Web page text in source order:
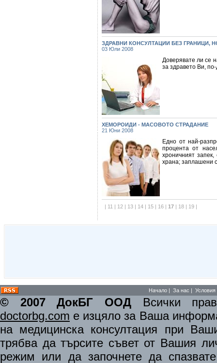
ЗДРАВНИ КОНСУЛТАЦИИ БЕЗ ГРАНИЦИ,
03 Юли 2008
Доверявате ли се
за здравето Ви,
ХЕМОРОИДИ - МАСОВОТО СТРАДАНИЕ
21 Юни 2008
Едно от най-
процента от
хроничният
храна; заплашени
| 11 | 12 | 13 | 14 | 15 | 16 | 17 | 18 | 19 |
Начало | За нас | Условия
© 2007 ДокБГ ООД Всички
doctorbg.com е изцяло за Ваша
на медицинска консултация при
трябва да търсите съвет от Вашия
режим или да започнете да